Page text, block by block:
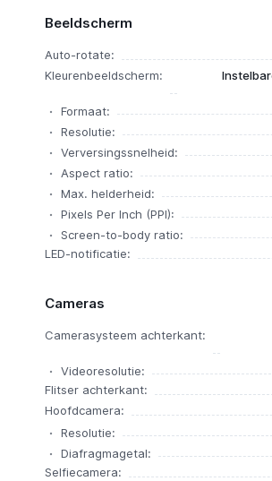
Beeldscherm
Auto-rotate:
Kleurenbeeldscherm:
Formaat:
Resolutie:
Verversingssnelheid:
Aspect ratio:
Max. helderheid:
Pixels Per Inch (PPI):
Screen-to-body ratio:
LED-notificatie:
Cameras
Camerasysteem achterkant:
Videoresolutie:
Flitser achterkant:
Hoofdcamera:
Resolutie:
Diafragmagetal:
Selfiecamera: